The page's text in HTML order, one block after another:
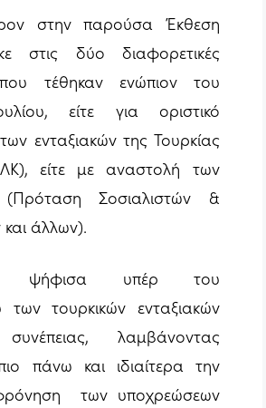
στην παρούσα Έκθεση
στις δύο διαφορετικές
τέθηκαν ενώπιον του
είτε για οριστικό
ενταξιακών της Τουρκίας
είτε με αναστολή των
(Πρόταση Σοσιαλιστών &
άλλων).
ψήφισα υπέρ του
των τουρκικών ενταξιακών
συνέπειας, λαμβάνοντας
πάνω και ιδιαίτερα την
των υποχρεώσεων